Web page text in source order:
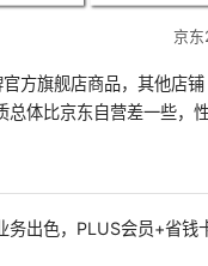
京东
方旗舰店商品，其他店
体比京东自营差一些，
务出色，PLUS会员+省